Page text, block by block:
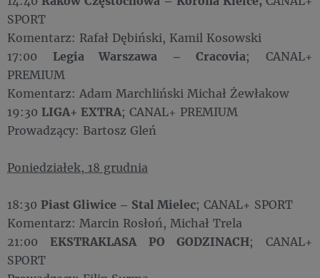
SPORT
Komentarz: Rafał Dębiński, Kamil Kosowski
17:00 Legia Warszawa – Cracovia; CANAL+
PREMIUM
Komentarz: Adam Marchliński Michał Żewłakow
19:30 LIGA+ EXTRA; CANAL+ PREMIUM
Prowadzący: Bartosz Gleń
Poniedziałek, 18 grudnia
18:30 Piast Gliwice – Stal Mielec; CANAL+ SPORT
Komentarz: Marcin Rosłoń, Michał Trela
21:00EKSTRAKLASA PO GODZINACH; CANAL+
SPORT